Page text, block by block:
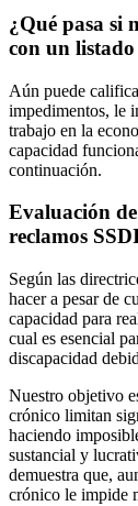
¿Qué pasa si
con un listado
Aún puede
impedimentos, le
trabajo en la
capacidad
continuación.
Evaluación
reclamos
Según las
hacer a pesar de
capacidad para
cual es esencial
discapacidad
Nuestro objetivo
crónico limitan
haciendo
sustancial y
demuestra que,
crónico le impide